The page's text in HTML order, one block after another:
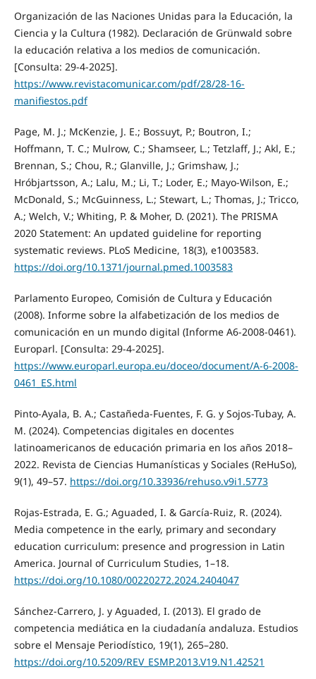
Organización de las Naciones Unidas para la Educación, la
Ciencia y la Cultura (1982). Declaración de Grünwald sobre
la educación relativa a los medios de comunicación.
[Consulta: 29-4-2025].
https://www.revistacomunicar.com/pdf/28/28-16-
manifiestos.pdf
Page, M. J.; McKenzie, J. E.; Bossuyt, P.; Boutron, I.;
Hoffmann, T. C.; Mulrow, C.; Shamseer, L.; Tetzlaff, J.; Akl, E.;
Brennan, S.; Chou, R.; Glanville, J.; Grimshaw, J.;
Hróbjartsson, A.; Lalu, M.; Li, T.; Loder, E.; Mayo-Wilson, E.;
McDonald, S.; McGuinness, L.; Stewart, L.; Thomas, J.; Tricco,
A.; Welch, V.; Whiting, P. & Moher, D. (2021). The PRISMA
2020 Statement: An updated guideline for reporting
systematic reviews. PLoS Medicine, 18(3), e1003583.
https://doi.org/10.1371/journal.pmed.1003583
Parlamento Europeo, Comisión de Cultura y Educación
(2008). Informe sobre la alfabetización de los medios de
comunicación en un mundo digital (Informe A6-2008-0461).
Europarl. [Consulta: 29-4-2025].
https://www.europarl.europa.eu/doceo/document/A-6-2008-
0461_ES.html
Pinto-Ayala, B. A.; Castañeda-Fuentes, F. G. y Sojos-Tubay, A.
M. (2024). Competencias digitales en docentes
latinoamericanos de educación primaria en los años 2018–
2022. Revista de Ciencias Humanísticas y Sociales (ReHuSo),
9(1), 49–57. https://doi.org/10.33936/rehuso.v9i1.5773
Rojas-Estrada, E. G.; Aguaded, I. & García-Ruiz, R. (2024).
Media competence in the early, primary and secondary
education curriculum: presence and progression in Latin
America. Journal of Curriculum Studies, 1–18.
https://doi.org/10.1080/00220272.2024.2404047
Sánchez-Carrero, J. y Aguaded, I. (2013). El grado de
competencia mediática en la ciudadanía andaluza. Estudios
sobre el Mensaje Periodístico, 19(1), 265–280.
https://doi.org/10.5209/REV_ESMP.2013.V19.N1.42521